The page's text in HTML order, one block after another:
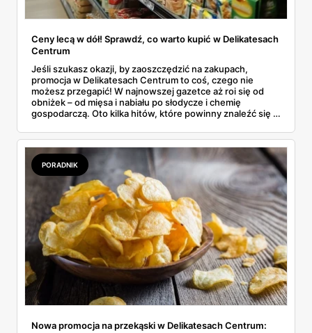
Ceny lecą w dół! Sprawdź, co warto kupić w Delikatesach
Centrum
Jeśli szukasz okazji, by zaoszczędzić na zakupach,
promocja w Delikatesach Centrum to coś, czego nie
możesz przegapić! W najnowszej gazetce aż roi się od
obniżek – od mięsa i nabiału po słodycze i chemię
gospodarczą. Oto kilka hitów, które powinny znaleźć się w
PORADNIK
Nowa promocja na przekąski w Delikatesach Centrum: